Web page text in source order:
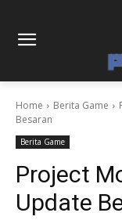
Home Berita Game
Besaran
Berita Game
Project
Update